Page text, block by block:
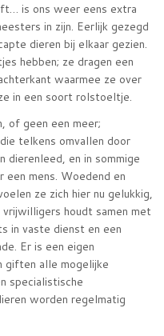
is ons weer eens extra
in zijn. Eerlijk gezegd
dieren bij elkaar gezien.
hebben; ze dragen een
waarmee ze over
in een soort rolstoeltje.
of geen een meer;
telkens omvallen door
en in sommige
mens. Woedend en
ze zich hier nu gelukkig,
houdt samen met
in vaste dienst en een
Er is een eigen
giften alle mogelijke
specialistische
worden regelmatig